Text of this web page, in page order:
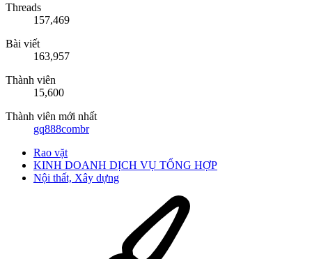
Threads
157,469
Bài viết
163,957
Thành viên
15,600
Thành viên mới nhất
gq888combr
Rao vặt
KINH DOANH DỊCH VỤ TỔNG HỢP
Nội thất, Xây dựng